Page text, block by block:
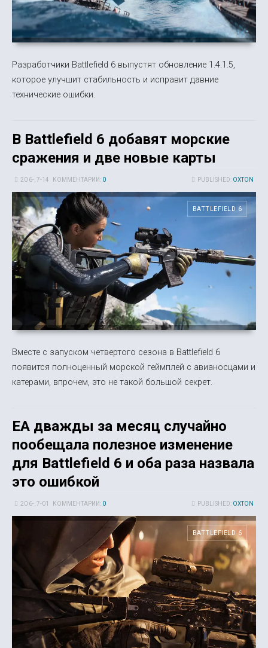
Разработчики Battlefield 6 выпустят обновление 1.4.1.5,
которое улучшит стабильность и исправит давние
технические ошибки.
В Battlefield 6 добавят морские
сражения и две новые карты
PUBLISHED: OXTON
20 6-, 7-14 КОММЕНТАРИИ: 0
BATTLEFIELD 6
Вместе с запуском четвертого сезона в Battlefield 6
появится полноценный морской геймплей с авианосцами и
катерами, впрочем, это не такой большой секрет.
EA дважды за месяц случайно
пообещала полезное изменение
для Battlefield 6 и оба раза назвала
это ошибкой
PUBLISHED: OXTON
20 6-, 7-01 КОММЕНТАРИИ: 0
BATTLEFIELD 6